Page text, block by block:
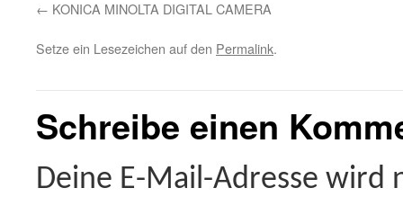
KONICA MINOLTA DIGITAL CAMERA
Setze ein Lesezeichen auf den Permalink.
Schreibe einen
Deine E-Mail-Adresse